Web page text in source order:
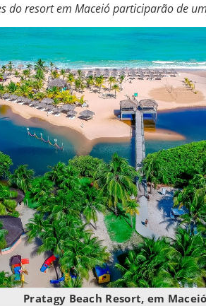
do resort em Maceió participarão de
Pratagy Beach Resort, em Maceió